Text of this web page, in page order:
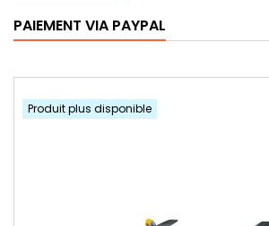
PAIEMENT VIA PAYPAL
Produit plus disponible